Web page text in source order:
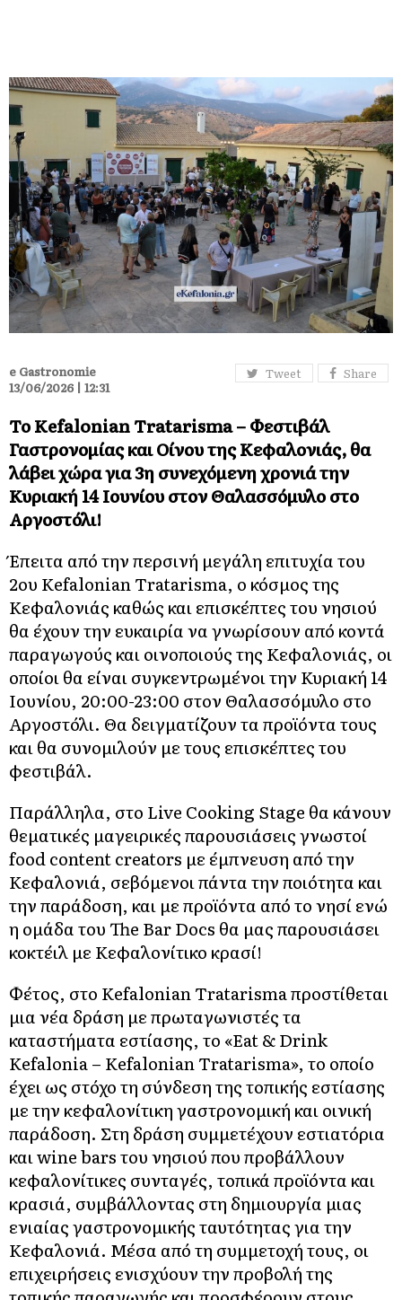
Tweet Share
e Gastronomie
13/06/2026 | 12:31
Το Kefalonian Tratarisma – Φεστιβάλ
Γαστρονομίας και Οίνου της Κεφαλονιάς, θα
λάβει χώρα για 3η συνεχόμενη χρονιά την
Κυριακή 14 Ιουνίου στον Θαλασσόμυλο στο
Αργοστόλι!
Έπειτα από την περσινή μεγάλη επιτυχία του
2ου Kefalonian Tratarisma, ο κόσμος της
Κεφαλονιάς καθώς και επισκέπτες του νησιού
θα έχουν την ευκαιρία να γνωρίσουν από κοντά
παραγωγούς και οινοποιούς της Κεφαλονιάς, οι
οποίοι θα είναι συγκεντρωμένοι την Κυριακή 14
Ιουνίου, 20:00-23:00 στον Θαλασσόμυλο στο
Αργοστόλι. Θα δειγματίζουν τα προϊόντα τους
και θα συνομιλούν με τους επισκέπτες του
φεστιβάλ.
Παράλληλα, στο Live Cooking Stage θα κάνουν
θεματικές μαγειρικές παρουσιάσεις γνωστοί
food content creators με έμπνευση από την
Κεφαλονιά, σεβόμενοι πάντα την ποιότητα και
την παράδοση, και με προϊόντα από το νησί ενώ
η ομάδα του The Bar Docs θα μας παρουσιάσει
κοκτέιλ με Κεφαλονίτικο κρασί!
Φέτος, στο Kefalonian Tratarisma προστίθεται
μια νέα δράση με πρωταγωνιστές τα
καταστήματα εστίασης, το «Eat & Drink
Kefalonia – Kefalonian Tratarisma», το οποίο
έχει ως στόχο τη σύνδεση της τοπικής εστίασης
με την κεφαλονίτικη γαστρονομική και οινική
παράδοση. Στη δράση συμμετέχουν εστιατόρια
και wine bars του νησιού που προβάλλουν
κεφαλονίτικες συνταγές, τοπικά προϊόντα και
κρασιά, συμβάλλοντας στη δημιουργία μιας
ενιαίας γαστρονομικής ταυτότητας για την
Κεφαλονιά. Μέσα από τη συμμετοχή τους, οι
επιχειρήσεις ενισχύουν την προβολή της